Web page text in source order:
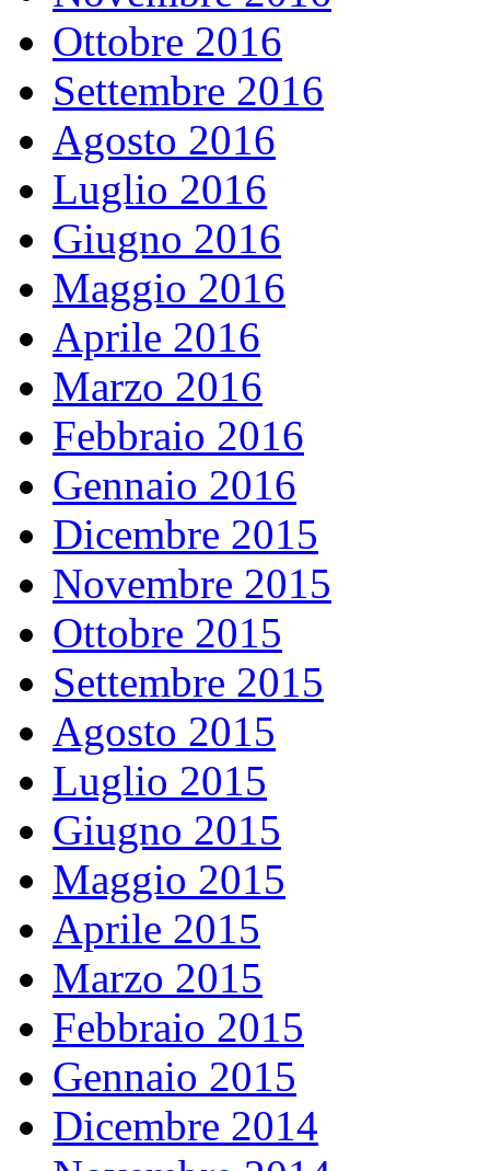
Ottobre 2016
Settembre 2016
Agosto 2016
Luglio 2016
Giugno 2016
Maggio 2016
Aprile 2016
Marzo 2016
Febbraio 2016
Gennaio 2016
Dicembre 2015
Novembre 2015
Ottobre 2015
Settembre 2015
Agosto 2015
Luglio 2015
Giugno 2015
Maggio 2015
Aprile 2015
Marzo 2015
Febbraio 2015
Gennaio 2015
Dicembre 2014